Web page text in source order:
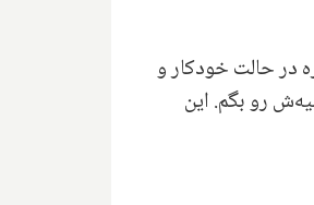
در حالت خودکار و
رو بگم. این